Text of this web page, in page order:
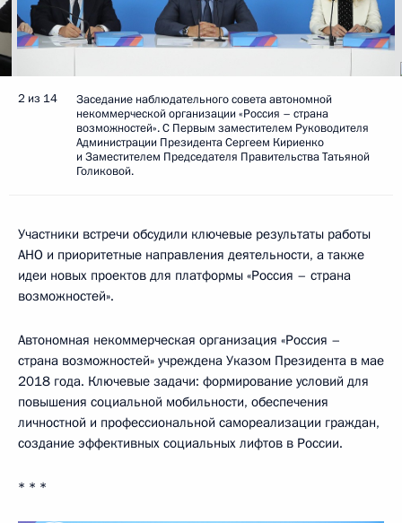
2 из 14
Заседание наблюдательного совета автономной
некоммерческой организации «Россия – страна
возможностей». С Первым заместителем Руководителя
Администрации Президента Сергеем Кириенко
и Заместителем Председателя Правительства Татьяной
Голиковой.
Участники встречи обсудили ключевые результаты работы
АНО и приоритетные направления деятельности, а также
идеи новых проектов для платформы «Россия – страна
возможностей».
Автономная некоммерческая организация «Россия –
страна возможностей» учреждена Указом Президента в мае
2018 года. Ключевые задачи: формирование условий для
повышения социальной мобильности, обеспечения
личностной и профессиональной самореализации граждан,
создание эффективных социальных лифтов в России.
* * *